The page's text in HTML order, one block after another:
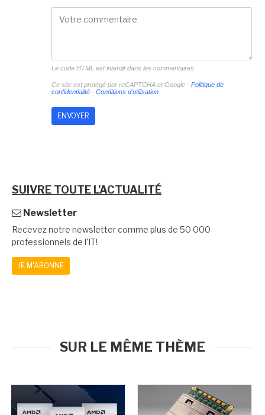
Le code HTML est interdit dans les commentaires
Ce site est protégé par reCAPTCHA et Google - Politique de
confidentialité- Conditions d'utilisation
SUIVRE TOUTE L'ACTUALITÉ
Newsletter
Recevez notre newsletter comme plus de 50 000
professionnels de l'IT!
JE M'ABONNE
SUR LE MÊME THÈME